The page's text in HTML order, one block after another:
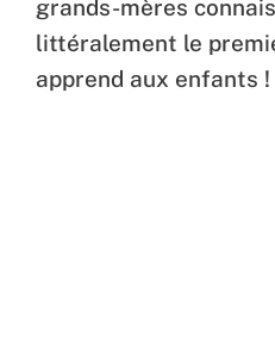
grands-mères
littéralement le
apprend aux enfants !